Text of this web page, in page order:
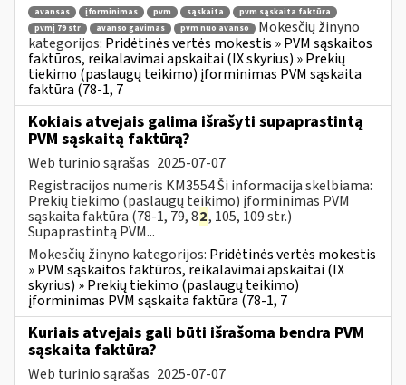
avansas įforminimas pvm sąskaita
pvm sąskaita faktūra
pvmį 79 str
avanso gavimas pvm nuo avanso
Mokesčių žinyno
kategorijos: Pridėtinės vertės mokestis » PVM sąskaitos
faktūros, reikalavimai apskaitai (IX skyrius) » Prekių
tiekimo (paslaugų teikimo) įforminimas PVM sąskaita
faktūra (78-1, 7
Kokiais atvejais galima išrašyti supaprastintą
PVM sąskaitą faktūrą?
Web turinio sąrašas 2025-07-07
Registracijos numeris KM3554 Ši informacija skelbiama:
Prekių tiekimo (paslaugų teikimo) įforminimas PVM
sąskaita faktūra (78-1, 79, 82, 105, 109 str.)
Supaprastintą PVM...
Mokesčių žinyno kategorijos: Pridėtinės vertės mokestis
» PVM sąskaitos faktūros, reikalavimai apskaitai (IX
skyrius) » Prekių tiekimo (paslaugų teikimo)
įforminimas PVM sąskaita faktūra (78-1, 7
Kuriais atvejais gali būti išrašoma bendra PVM
sąskaita faktūra?
Web turinio sąrašas 2025-07-07